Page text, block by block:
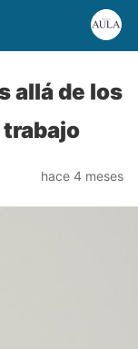
allá de los
hace 4 meses